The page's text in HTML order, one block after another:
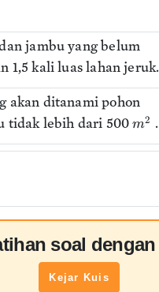
jambu yang belum
1,5 kali luas lahan jeruk.
akan ditanami pohon
tidak lebih dari 500m2 .
soal
Kejar Kuis